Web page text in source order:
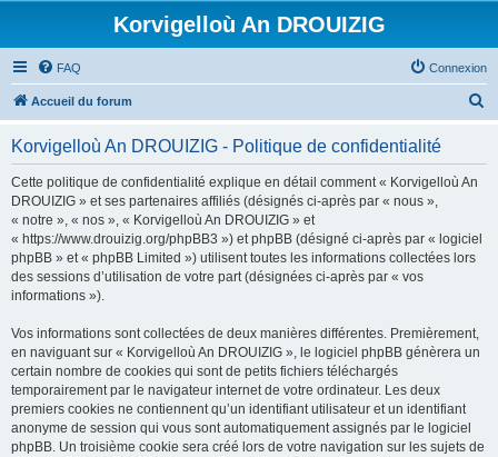
Korvigelloù An DROUIZIG
FAQ Connexion
Accueil du forum
Korvigelloù An DROUIZIG - Politique de confidentialité
Cette politique de confidentialité explique en détail comment « Korvigelloù An
DROUIZIG » et ses partenaires affiliés (désignés ci-après par « nous »,
« notre », « nos », « Korvigelloù An DROUIZIG » et
« https://www.drouizig.org/phpBB3 ») et phpBB (désigné ci-après par « logiciel
phpBB » et « phpBB Limited ») utilisent toutes les informations collectées lors
des sessions d’utilisation de votre part (désignées ci-après par « vos
informations »).
Vos informations sont collectées de deux manières différentes. Premièrement,
en naviguant sur « Korvigelloù An DROUIZIG », le logiciel phpBB génèrera un
certain nombre de cookies qui sont de petits fichiers téléchargés
temporairement par le navigateur internet de votre ordinateur. Les deux
premiers cookies ne contiennent qu’un identifiant utilisateur et un identifiant
anonyme de session qui vous sont automatiquement assignés par le logiciel
phpBB. Un troisième cookie sera créé lors de votre navigation sur les sujets de